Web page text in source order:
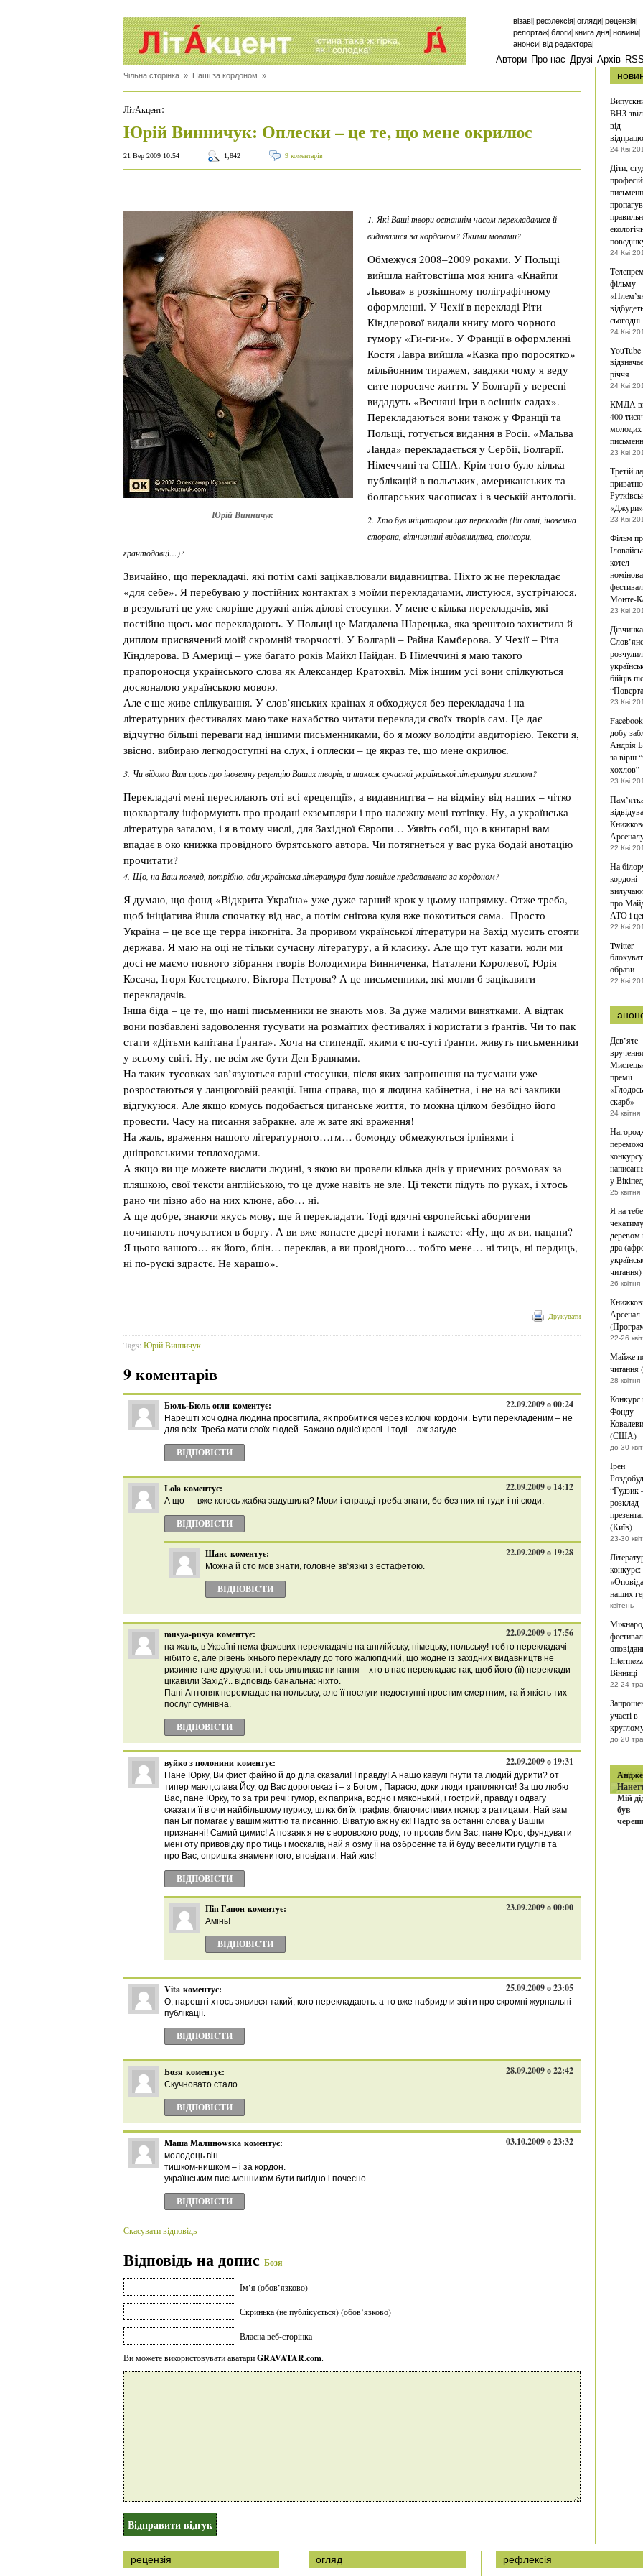
візаві| рефлексія| огляди| рецензія|
репортаж| блоги| книга дня| новини|
анонси| від редактора|
Автори Про нас Друзі Архів RSS
Чільна сторінка » Наші за кордоном »
ЛітАкцент:
Юрій Винничук: Оплески – це те, що мене окрилює
21 Вер 2009 10:54 1,842 9 коментарів
Юрій Винничук
1. Які Ваші твори останнім часом перекладалися й
видавалися за кордоном? Якими мовами?
Обмежуся 2008–2009 роками. У Польщі
вийшла найтовстіша моя книга «Кнайпи
Львова» в розкішному поліграфічному
оформленні. У Чехії в перекладі Ріти
Кіндлерової видали книгу мого чорного
гумору «Ги-ги-и». У Франції в оформленні
Костя Лавра вийшла «Казка про поросятко»
мільйонним тиражем, завдяки чому я веду
сите поросяче життя. У Болгарії у вересні
видадуть «Весняні ігри в осінніх садах».
Перекладаються вони також у Франції та
Польщі, готується видання в Росії. «Мальва
Ланда» перекладається у Сербії, Болгарії,
Німеччині та США. Крім того було кілька
публікацій в польських, американських та
болгарських часописах і в чеській антології.
2. Хто був ініціатором цих перекладів (Ви самі, іноземна
сторона, вітчизняні видавництва, спонсори,
грантодавці…)?
Звичайно, що перекладачі, які потім самі зацікавлювали видавництва. Ніхто ж не перекладає
«для себе». Я перебуваю у постійних контактах з моїми перекладачами, листуюся, зустрічаюся,
в результаті це уже скоріше дружні аніж ділові стосунки. У мене є кілька перекладачів, які
постійно щось моє перекладають. У Польщі це Магдалена Шарецька, яка зрештою захистила й
диплом присвячений моїй скромній творчості. У Болгарії – Райна Камберова. У Чехії – Ріта
Кіндлерова. В Америці – уже багато років Майкл Найдан. В Німеччині я маю такого
прапороносця українського слова як Александер Кратохвіл. Між іншим усі вони спілкуються
досконалою українською мовою.
Але є ще живе спілкування. У слов’янських країнах я обходжуся без перекладача і на
літературних фестивалях маю таке нахабство читати переклади своїх творів сам. Це дає
відчутно більші переваги над іншими письменниками, бо я можу володіти авдиторією. Тексти я,
звісно, вибираю легкодоступні на слух, і оплески – це якраз те, що мене окрилює.
3. Чи відомо Вам щось про іноземну рецепцію Ваших творів, а також сучасної української літератури загалом?
Перекладачі мені пересилають оті всі «рецепції», а видавництва – на відміну від наших – чітко
щокварталу інформують про продані екземпляри і про належну мені готівку. Ну, а українська
література загалом, і я в тому числі, для Західної Європи… Уявіть собі, що в книгарні вам
впадає в око книжка провідного бурятського автора. Чи потягнеться у вас рука бодай анотацію
прочитати?
4. Що, на Ваш погляд, потрібно, аби українська література була повніше представлена за кордоном?
Я думаю, що фонд «Відкрита Україна» уже дуже гарний крок у цьому напрямку. Отже треба,
щоб ініціатива йшла спочатку від нас, а потім снігова куля вже покотиться сама. Просто
Україна – це все ще терра інкогніта. За проривом української літератури на Захід мусить стояти
держава. Я маю на оці не тільки сучасну літературу, а й класику. Але що тут казати, коли ми
досі не маємо повного зібрання творів Володимира Винниченка, Наталени Королевої, Юрія
Косача, Ігоря Костецького, Віктора Петрова? А це письменники, які могли б зацікавити
перекладачів.
Інша біда – це те, що наші письменники не знають мов. За дуже малими винятками. А відтак
вони позбавлені задоволення тусувати на розмаїтих фестивалях і користати з ґрантів. Чи то пак
стати «Дітьми капітана Ґранта». Хоча на стипендії, якими є по-суті ґранти, живуть письменники
у всьому світі. Ну, не всім же бути Ден Бравнами.
На таких тусовках зав’язуються гарні стосунки, після яких запрошення на тусмани уже
розростаються у ланцюговій реакції. Інша справа, що я людина кабінетна, і не на всі заклики
відгукуюся. Але якщо комусь подобається циганське життя, то можна цілком безбідно його
провести. Часу на писання забракне, але ж зате які враження!
На жаль, враження нашого літературного…гм… бомонду обмежуються ірпінями і
дніпровськими теплоходами.
А якщо ви ще можете вислати людині, з якою ви провели кілька днів у приємних розмовах за
пляшкою, свої тексти англійською, то це дуже навіть не зле. Ці тексти підуть по руках, і хтось
рано чи пізно або на них клюне, або… ні.
А ще добре, знаючи якусь мову, ще й перекладати. Тоді вдячні європейські аборигени
починають почуватися в боргу. А ви вже копаєте двері ногами і кажете: «Ну, що ж ви, пацани?
Я цього вашого… як його, блін… переклав, а ви провідного… тобто мене… ні тиць, ні пердиць,
ні по-рускі здрастє. Не харашо».
Друкувати
Tags: Юрій Винничук
9 коментарів
Бюль-Бюль огли коментує: 22.09.2009 о 00:24
Нарешті хоч одна людина просвітила, як пробитися через колючі кордони. Бути перекладеним – не
для всіх. Треба мати своїх людей. Бажано однієї крові. І тоді – аж загуде.
ВІДПОВІCТИ
Lola коментує: 22.09.2009 о 14:12
А що — вже когось жабка задушила? Мови і справді треба знати, бо без них ні туди і ні сюди.
ВІДПОВІCТИ
Шанс коментує: 22.09.2009 о 19:28
Можна й сто мов знати, головне зв”язки з естафетою.
ВІДПОВІCТИ
musya-pusya коментує: 22.09.2009 о 17:56
на жаль, в Україні нема фахових перекладачів на англійську, німецьку, польську! тобто перекладачі
нібито є, але рівень їхнього перекладу до того жалюгідний, що жодне із західних видавництв не
ризикне таке друкувати. і ось випливає питання – хто в нас перекладає так, щоб його (її) переклади
цікавили Захід?.. відповідь банальна: ніхто.
Пані Антоняк перекладає на польську, але її послуги недоступні простим смертним, та й якість тих
послуг сумнівна.
ВІДПОВІCТИ
вуйко з полонини коментує: 22.09.2009 о 19:31
Пане Юрку, Ви фист файно й до діла сказали! І правду! А нашо кавулі гнути та людий дурити? от
типер мают,слава Йсу, од Вас дороговказ і – з Богом , Парасю, доки люди трапляютси! За шо любю
Вас, пане Юрку, то за три речі: гумор, єк паприка, водно і мяконький, і гострий, правду і одвагу
сказати її в очи найбільшому пурису, шлєк би їх трафив, благочистивих псяюр з ратицами. Най вам
пан Біг помагає у вашім життю та писанню. Віватую аж ну єк! Надто за останні слова у Вашім
признанні! Самий цимис! А позаяк я не є воровского роду, то просив бим Вас, пане Юро, фундувати
мені оту привовідку про тиць і москалів, най я озму її на озброєннє та й буду веселити гуцулів та
про Вас, опришка знаменитого, вповідати. Най жиє!
ВІДПОВІCТИ
Піп Гапон коментує: 23.09.2009 о 00:00
Амінь!
ВІДПОВІCТИ
Vita коментує: 25.09.2009 о 23:05
О, нарешті хтось зявився такий, кого перекладають. а то вже набридли звіти про скромні журнальні
публікації.
ВІДПОВІCТИ
Бозя коментує: 28.09.2009 о 22:42
Скучновато стало…
ВІДПОВІCТИ
Маша Малиноwsка коментує: 03.10.2009 о 23:32
молодець він.
тишком-нишком – і за кордон.
українським письменником бути вигідно і почесно.
ВІДПОВІCТИ
Скасувати відповідь
Відповідь на допис Бозя
Ім’я (обов’язково)
Скринька (не публікується) (обов’язково)
Власна веб-сторінка
Ви можете використовувати аватариGRAVATAR.com.
ВНЗ
від
24 Кві
Діти,
24 Кві
фільму
сьогодні
24 Кві
YouTube
річчя
24 Кві
КМДА
400
молодих
23 Кві
Третій
«Джури»
23 Кві
Фільм
котел
Монте-
23 Кві
бійців
23 Кві
добу
Андрія
за вірш
хохлов”
23 Кві
22 Кві
На
кордоні
про
АТО і
22 Кві
Twitter
образи
22 Кві
Дев’яте
вручення
премії
скарб»
24 квітня
у
25 квітня
Я на тебе
деревом
дра
читання)
26 квітня
Арсенал
22-26
Майже
читання
28 квітня
Конкурс
Фонду
(США)
до 30
Ірен
“Гудзик
розклад
(Київ)
23-30
конкурс:
наших
квітень
Вінниці
22-24
участі в
до 20
Мій
був
рецензія огляд рефлексія